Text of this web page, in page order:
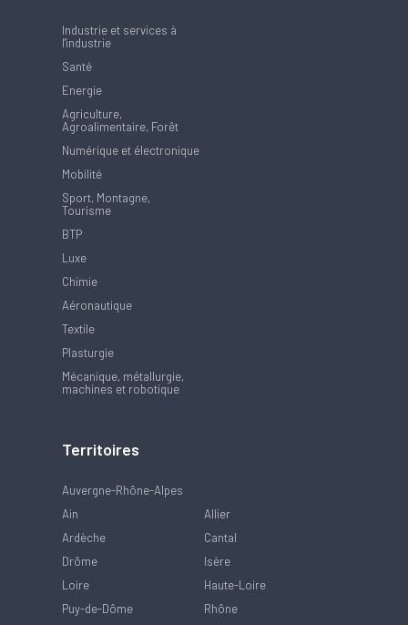
Industrie et services à
l'industrie
Santé
Energie
Agriculture,
Agroalimentaire, Forêt
Numérique et électronique
Mobilité
Sport, Montagne,
Tourisme
BTP
Luxe
Chimie
Aéronautique
Textile
Plasturgie
Mécanique, métallurgie,
machines et robotique
Territoires
Auvergne-Rhône-Alpes
Ain
Allier
Ardèche
Cantal
Drôme
Isère
Loire
Haute-Loire
Puy-de-Dôme
Rhône